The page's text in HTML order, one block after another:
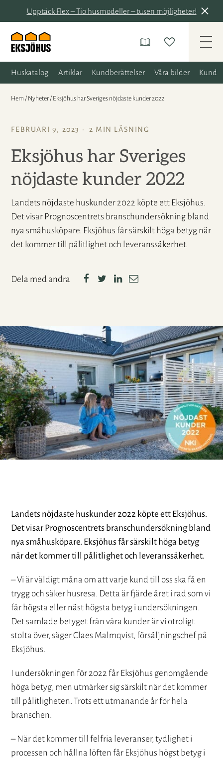
Upptäck Flex – Tio husmodeller – tusen möjligheter!
Huskatalog Artiklar Kundberättelser Våra bilder
Hem / Nyheter / Eksjöhus har Sveriges nöjdaste kunder 2022
FEBRUARI 9, 2023 2 MIN LÄSNING
Eksjöhus har Sveriges
nöjdaste kunder 2022
Landets nöjdaste huskunder 2022 köpte ett Eksjöhus.
Det visar Prognoscentrets branschundersökning bland
nya småhusköpare. Eksjöhus får särskilt höga betyg när
det kommer till pålitlighet och leveranssäkerhet.
Dela med andra
Landets nöjdaste huskunder 2022 köpte ett Eksjöhus.
Det visar Prognoscentrets branschundersökning bland
nya småhusköpare. Eksjöhus får särskilt höga betyg
när det kommer till pålitlighet och leveranssäkerhet.
– Vi är väldigt måna om att varje kund till oss ska få en
trygg och säker husresa. Detta är fjärde året i rad som vi
får högsta eller näst högsta betyg i undersökningen.
Det samlade betyget från våra kunder är vi otroligt
stolta över, säger Claes Malmqvist, försäljningschef på
Eksjöhus.
I undersökningen för 2022 får Eksjöhus genomgående
höga betyg, men utmärker sig särskilt när det kommer
till pålitligheten. Trots ett utmanande år för hela
branschen.
– När det kommer till felfria leveranser, tydlighet i
processen och hållna löften får Eksjöhus högst betyg i